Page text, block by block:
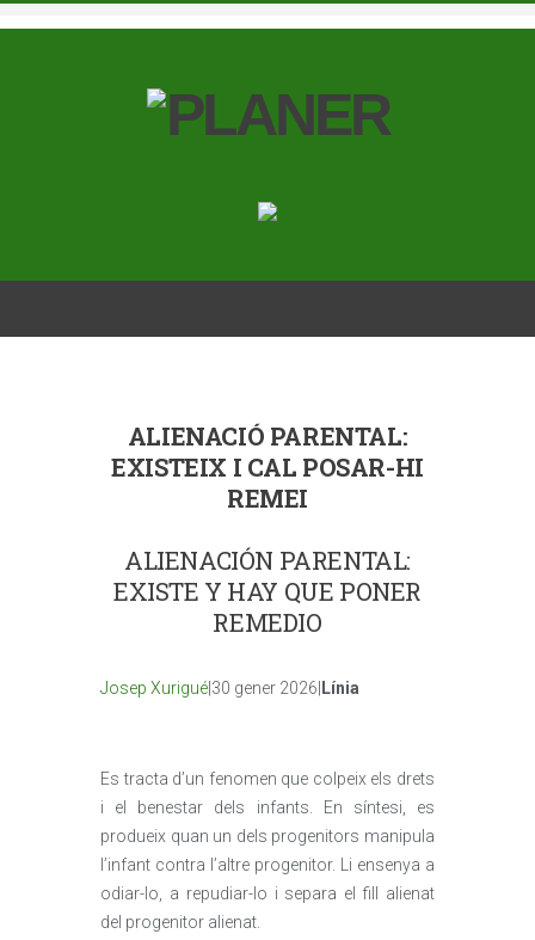
ALIENACIÓ PARENTAL:
EXISTEIX I CAL POSAR-HI
REMEI
ALIENACIÓN PARENTAL:
EXISTE Y HAY QUE PONER
REMEDIO
Josep Xurigué |30 gener 2026| Línia
Es tracta d’un fenomen que colpeix els drets
i el benestar dels infants. En síntesi, es
produeix quan un dels progenitors manipula
l’infant contra l’altre progenitor. Li ensenya a
odiar-lo, a repudiar-lo i separa el fill alienat
del progenitor alienat.